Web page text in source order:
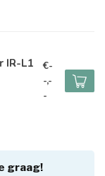
IR-L1
€-
-,-
-
graag!